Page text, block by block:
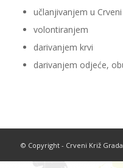
učlanjivanjem u
volontiranjem
darivanjem krvi
darivanjem odjeće,
© Copyright - Crveni Križ